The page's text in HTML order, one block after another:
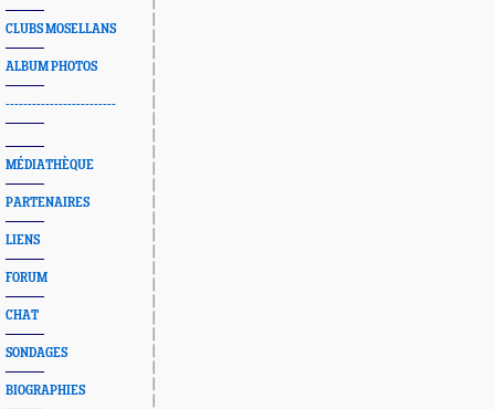
CLUBS MOSELLANS
ALBUM PHOTOS
-------------------------
MÉDIATHÈQUE
PARTENAIRES
LIENS
FORUM
CHAT
SONDAGES
BIOGRAPHIES